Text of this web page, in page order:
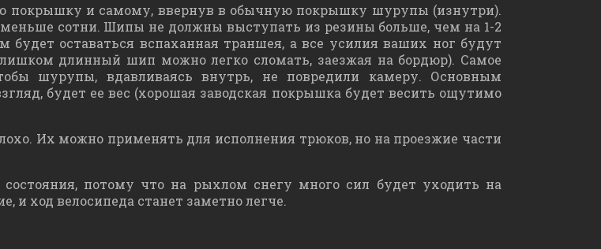
покрышку и самому, ввернув в обычную покрышку шурупы (изнутри).
сотни. Шипы не должны выступать из резины больше, чем на 1-2
оставаться вспаханная траншея, а все усилия ваших ног будут
длинный шип можно легко сломать, заезжая на бордюр). Самое
шурупы, вдавливаясь внутрь, не повредили камеру. Основным
будет ее вес (хорошая заводская покрышка будет весить ощутимо
Их можно применять для исполнения трюков, но на проезжие части
потому что на рыхлом снегу много сил будет уходить на
и ход велосипеда станет заметно легче.